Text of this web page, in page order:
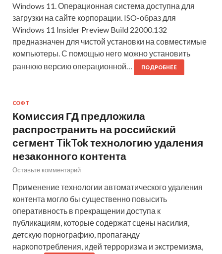
Windows 11. Операционная система доступна для
загрузки на сайте корпорации. ISO-образ для
Windows 11 Insider Preview Build 22000.132
предназначен для чистой установки на совместимые
компьютеры. С помощью него можно установить
раннюю версию операционной…
ПОДРОБНЕЕ
СОФТ
Комиссия ГД предложила
распространить на российский
сегмент TikTok технологию удаления
незаконного контента
Оставьте комментарий
Применение технологии автоматического удаления
контента могло бы существенно повысить
оперативность в прекращении доступа к
публикациям, которые содержат сцены насилия,
детскую порнографию, пропаганду
наркопотребления, идей терроризма и экстремизма,